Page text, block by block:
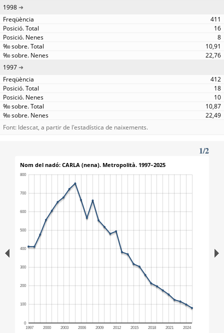
1998
411
16
8
10,91
22,76
1997
412
18
10
10,87
22,49
Font: Idescat, a partir de l'estadística de naixements.